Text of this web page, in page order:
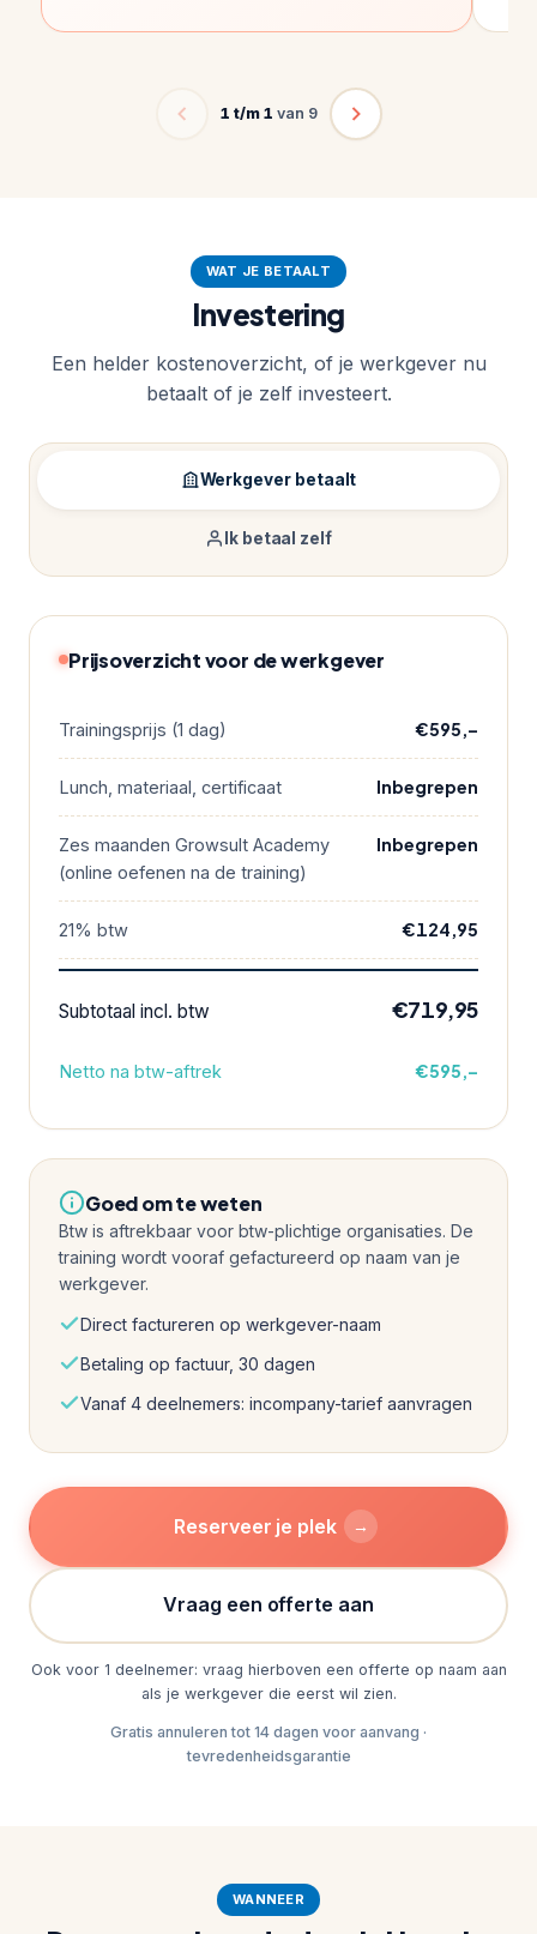
1 t/m 1 van 9
WAT JE BETAALT
Investering
Een helder kostenoverzicht, of je werkgever nu
betaalt of je zelf investeert.
Werkgever betaalt
Ik betaal zelf
Prijsoverzicht voor de werkgever
Trainingsprijs (1 dag) €595,–
Lunch, materiaal, certificaat Inbegrepen
Zes maanden Growsult Academy
(online oefenen na de training)
Inbegrepen
21% btw €124,95
Subtotaal incl. btw €719,95
Netto na btw-aftrek €595,–
Goed om te weten
Btw is aftrekbaar voor btw-plichtige organisaties. De
training wordt vooraf gefactureerd op naam van je
werkgever.
Direct factureren op werkgever-naam
Betaling op factuur, 30 dagen
Vanaf 4 deelnemers: incompany-tarief aanvragen
Reserveer je plek →
Vraag een offerte aan
Ook voor 1 deelnemer: vraag hierboven een offerte op naam aan
als je werkgever die eerst wil zien.
Gratis annuleren tot 14 dagen voor aanvang ·
tevredenheidsgarantie
WANNEER